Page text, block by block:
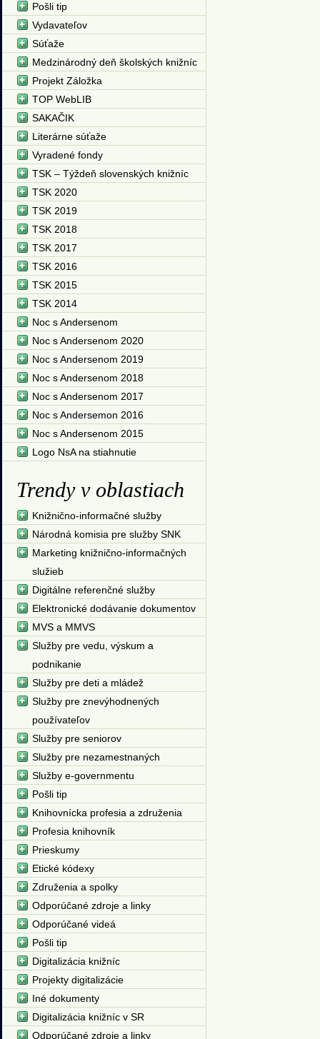
Pošli tip
Vydavateľov
Súťaže
Medzinárodný deň školských knižníc
Projekt Záložka
TOP WebLIB
SAKAČIK
Literárne súťaže
Vyradené fondy
TSK – Týždeň slovenských knižníc
TSK 2020
TSK 2019
TSK 2018
TSK 2017
TSK 2016
TSK 2015
TSK 2014
Noc s Andersenom
Noc s Andersenom 2020
Noc s Andersenom 2019
Noc s Andersenom 2018
Noc s Andersenom 2017
Noc s Andersemon 2016
Noc s Andersenom 2015
Logo NsA na stiahnutie
Trendy v oblastiach
Knižnično-informačné služby
Národná komisia pre služby SNK
Marketing knižnično-informačných
služieb
Digitálne referenčné služby
Elektronické dodávanie dokumentov
MVS a MMVS
Služby pre vedu, výskum a
podnikanie
Služby pre deti a mládež
Služby pre znevýhodnených
používateľov
Služby pre seniorov
Služby pre nezamestnaných
Služby e-governmentu
Pošli tip
Knihovnícka profesia a združenia
Profesia knihovník
Prieskumy
Etické kódexy
Združenia a spolky
Odporúčané zdroje a linky
Odporúčané videá
Pošli tip
Digitalizácia knižníc
Projekty digitalizácie
Iné dokumenty
Digitalizácia knižníc v SR
Odporúčané zdroje a linky